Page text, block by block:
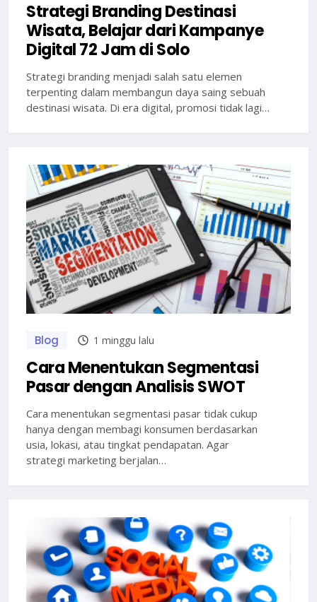
Strategi Branding Destinasi
Wisata, Belajar dari Kampanye
Digital 72 Jam di Solo
Strategi branding menjadi salah satu elemen
terpenting dalam membangun daya saing sebuah
destinasi wisata. Di era digital, promosi tidak lagi…
Blog 1 minggu lalu
Cara Menentukan Segmentasi
Pasar dengan Analisis SWOT
Cara menentukan segmentasi pasar tidak cukup
hanya dengan membagi konsumen berdasarkan
usia, lokasi, atau tingkat pendapatan. Agar
strategi marketing berjalan…